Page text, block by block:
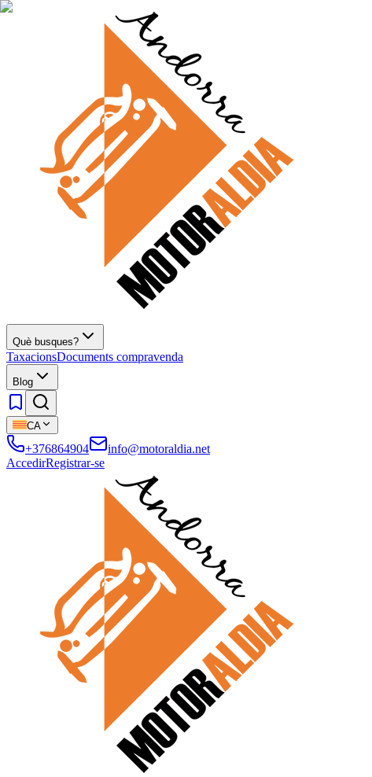
Què busques?
TaxacionsDocuments compravenda
Blog
CA
+376864904
info@motoraldia.net
AccedirRegistrar-se